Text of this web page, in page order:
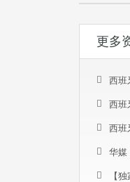
更多
西班
西班
西班
华媒
【